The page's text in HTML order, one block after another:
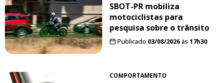
SBOT-PR mobiliza
motociclistas para
pesquisa sobre o trânsito
Publicado 03/08/2026às 17h30
COMPORTAMENTO